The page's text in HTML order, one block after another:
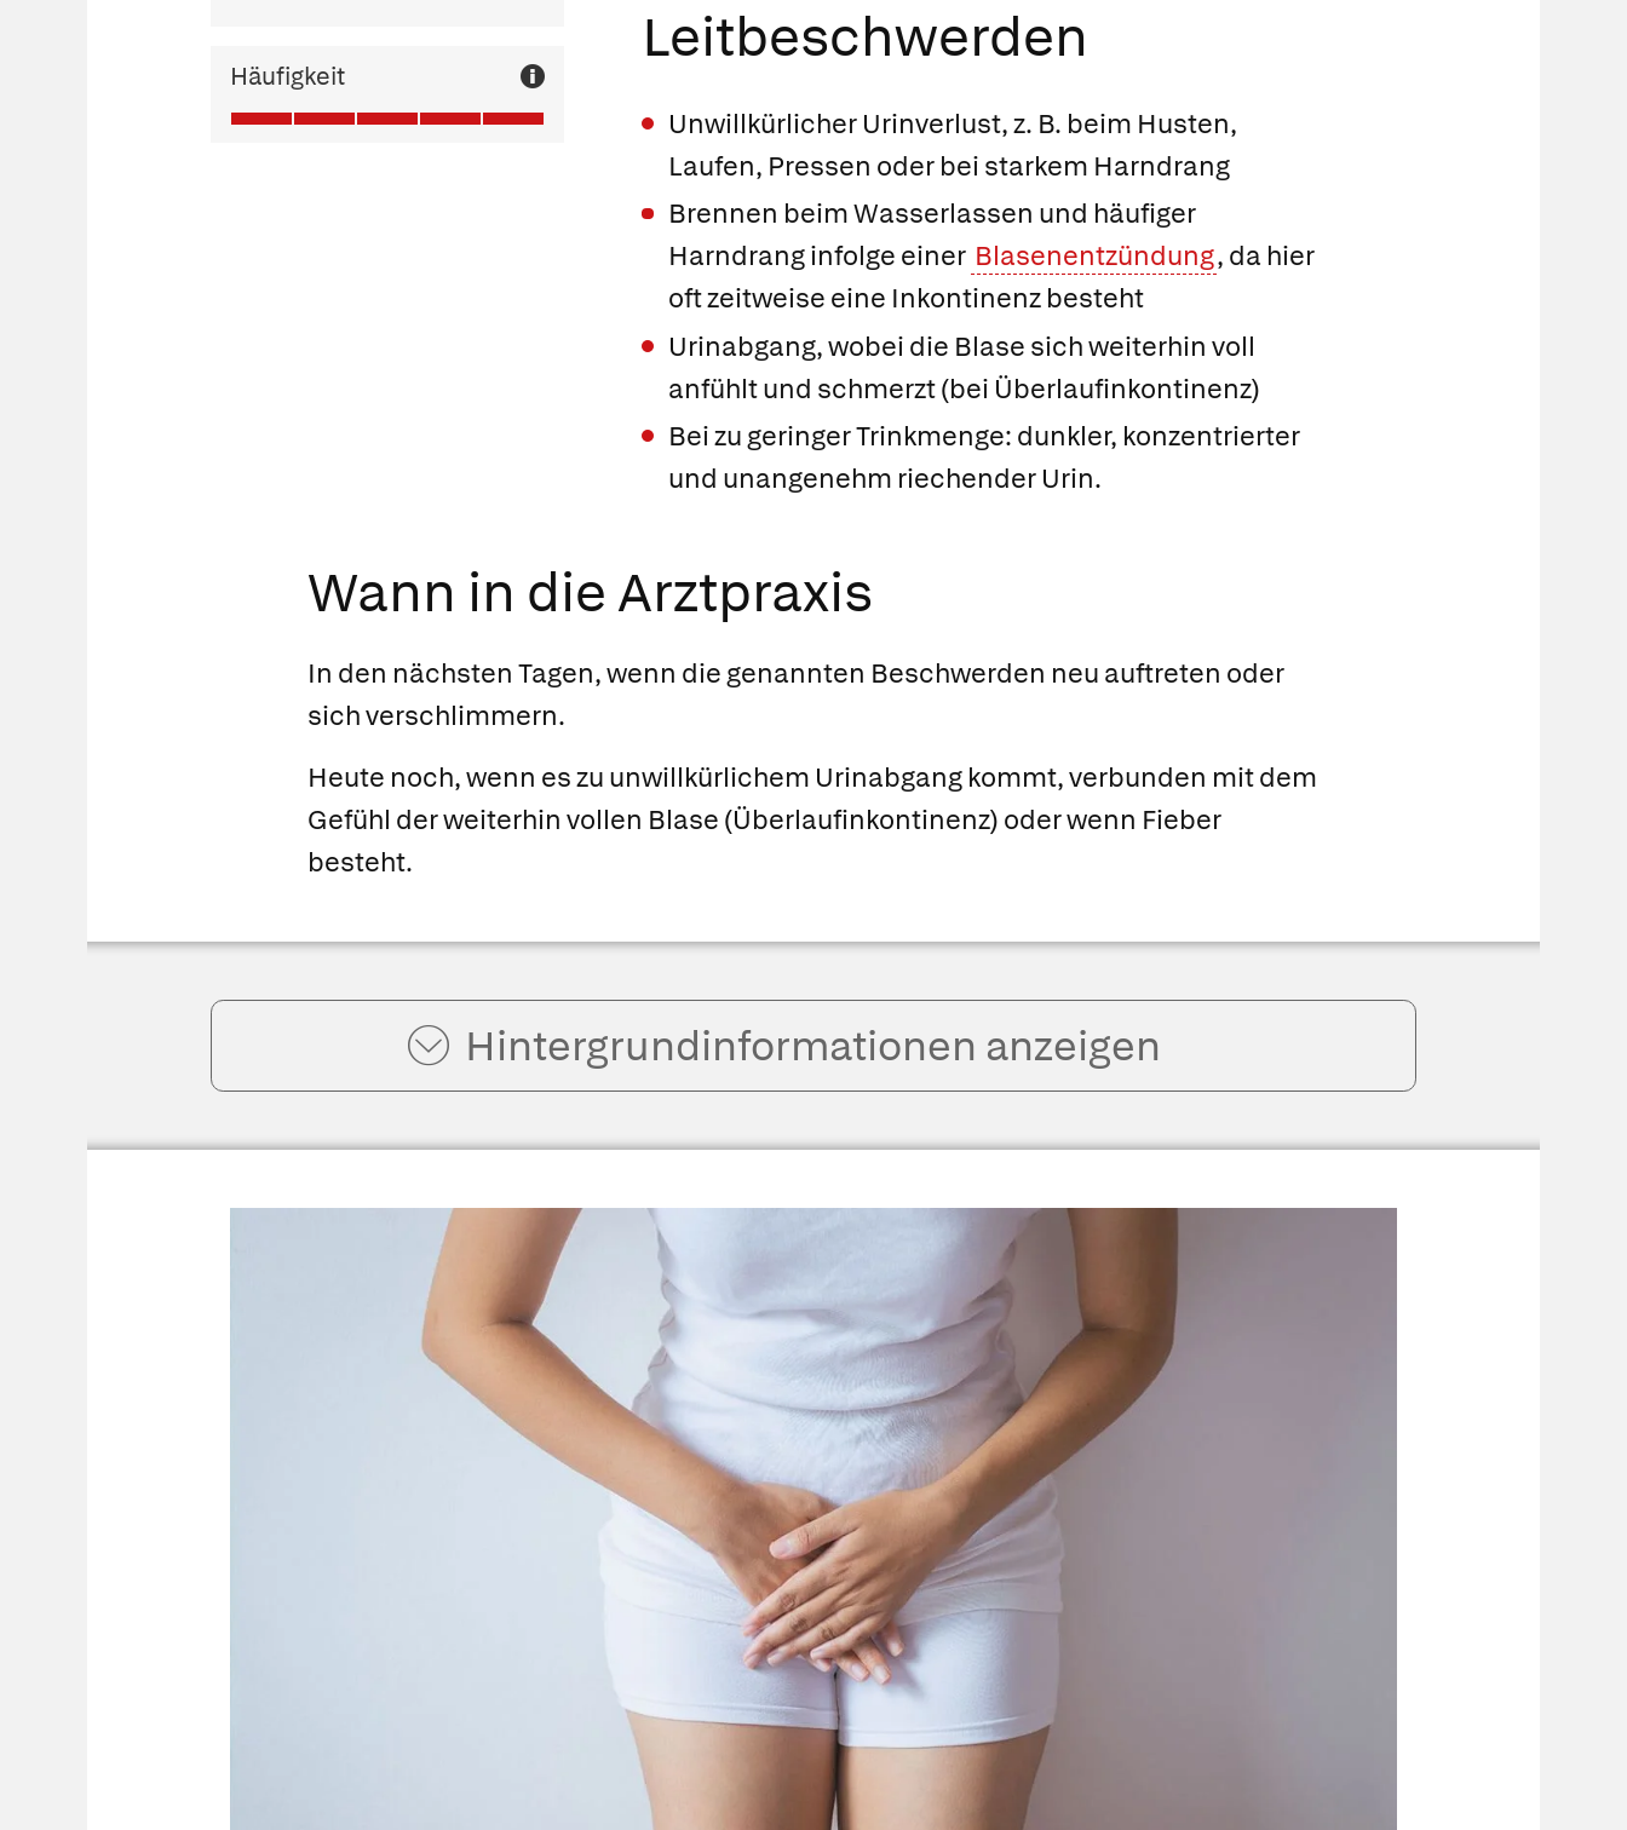
Häufigkeit
Leitbeschwerden
Unwillkürlicher Urinverlust, z. B. beim Husten,
Laufen, Pressen oder bei starkem Harndrang
Brennen beim Wasserlassen und häufiger
Harndrang infolge einer Blasenentzündung, da hier
oft zeitweise eine Inkontinenz besteht
Urinabgang, wobei die Blase sich weiterhin voll
anfühlt und schmerzt (bei Überlaufinkontinenz)
Bei zu geringer Trinkmenge: dunkler, konzentrierter
und unangenehm riechender Urin.
Wann in die Arztpraxis
In den nächsten Tagen, wenn die genannten Beschwerden neu auftreten oder
sich verschlimmern.
Heute noch, wenn es zu unwillkürlichem Urinabgang kommt, verbunden mit dem
Gefühl der weiterhin vollen Blase (Überlaufinkontinenz) oder wenn Fieber
besteht.
Hintergrund­informationen anzeigen